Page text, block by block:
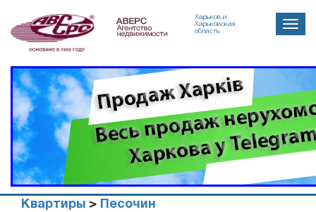
Харьков и
Харьковская
область
Toggle
Квартиры > Песочин